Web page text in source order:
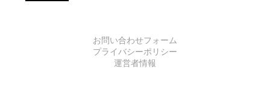
お問い合わせフォーム
プライバシーポリシー
運営者情報